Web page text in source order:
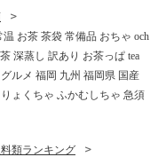
ュー ご飯 horumon ジュー
ー 歯ごたえ 味付 味付き も
モツ 鉄板焼き お肉 炒め物
自宅用
お茶 茶袋 常備品 おちゃ och
深蒸し 訳あり お茶っぱ tea
ルメ 福岡 九州 福岡県 国産
ょくちゃ ふかむしちゃ 急須
類ランキング